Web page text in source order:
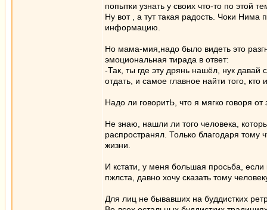
попытки узнать у своих что-то по этой
Ну вот , а тут такая радость. Чоки Нима
информацию.
Но мама-мия,надо было видеть это
эмоциональная тирада в ответ:
-Так, ты где эту дрянь нашёл, нук
отдать, и самое главное найти того,
Надо ли говоритЬ, что я мягко говоря
Не знаю, нашли ли того человека,
распространял. Только благодаря
жизни.
И кстати, у меня большая просьба, если
пжлста, давно хочу сказать тому
Для лиц не бывавших на буддистких